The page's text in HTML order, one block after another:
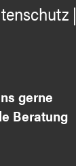
|
gerne
Beratung